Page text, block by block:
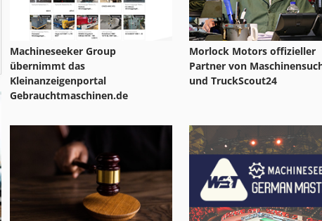
Machineseeker Group
übernimmt das
Kleinanzeigenportal
Gebrauchtmaschinen.de
Morlock Motors offizieller
Partner von
und TruckScout24